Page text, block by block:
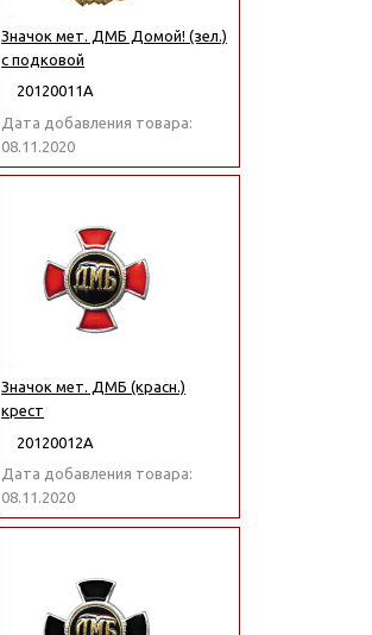
Значок мет. ДМБ Домой! (зел.)
с подковой
20120011А
Дата добавления товара:
08.11.2020
Значок мет. ДМБ (красн.)
крест
20120012А
Дата добавления товара:
08.11.2020